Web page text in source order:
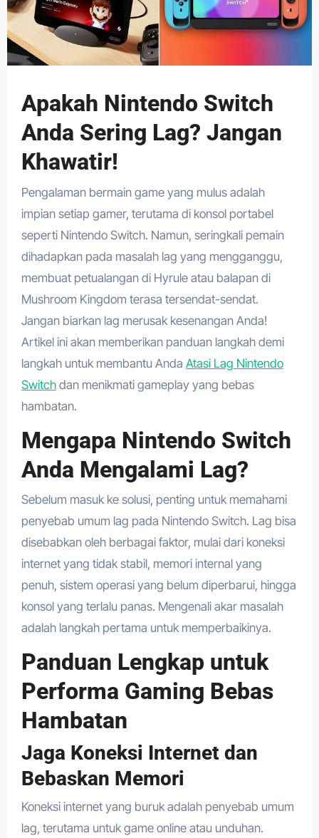
Apakah Nintendo Switch
Anda Sering Lag? Jangan
Khawatir!
Pengalaman bermain game yang mulus adalah
impian setiap gamer, terutama di konsol portabel
seperti Nintendo Switch. Namun, seringkali pemain
dihadapkan pada masalah lag yang mengganggu,
membuat petualangan di Hyrule atau balapan di
Mushroom Kingdom terasa tersendat-sendat.
Jangan biarkan lag merusak kesenangan Anda!
Artikel ini akan memberikan panduan langkah demi
langkah untuk membantu Anda Atasi Lag Nintendo
Switchdan menikmati gameplay yang bebas
hambatan.
Mengapa Nintendo Switch
Anda Mengalami Lag?
Sebelum masuk ke solusi, penting untuk memahami
penyebab umum lag pada Nintendo Switch. Lag bisa
disebabkan oleh berbagai faktor, mulai dari koneksi
internet yang tidak stabil, memori internal yang
penuh, sistem operasi yang belum diperbarui, hingga
konsol yang terlalu panas. Mengenali akar masalah
adalah langkah pertama untuk memperbaikinya.
Panduan Lengkap untuk
Performa Gaming Bebas
Hambatan
Jaga Koneksi Internet dan
Bebaskan Memori
Koneksi internet yang buruk adalah penyebab umum
lag, terutama untuk game online atau unduhan.